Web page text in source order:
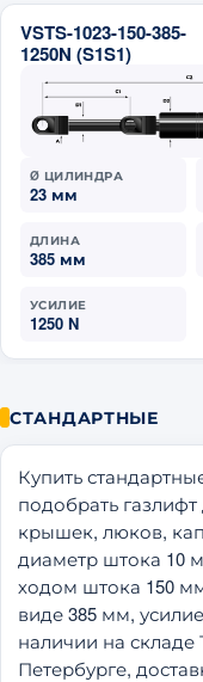
VSTS-1023-150-385-
1250N (S1S1)
Ø ЦИЛИНДРА
23 мм
ДЛИНА
385 мм
УСИЛИЕ
1250 N
СТАНДАРТНЫЕ
Купить
подобрать
крышек, люков,
диаметр штока 10
ходом штока 150
виде 385 мм,
наличии на складе
Петербурге,